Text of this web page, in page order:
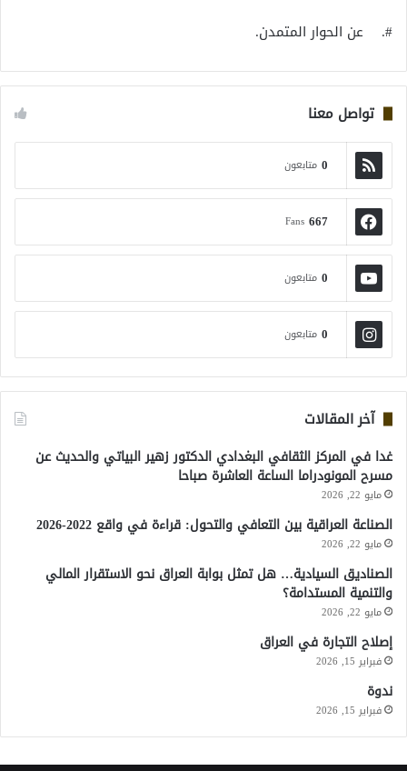
#. عن الحوار المتمدن.
تواصل معنا
0 متابعون
667
Fans
0 متابعون
0 متابعون
آخر المقالات
غدا في المركز الثقافي البغدادي الدكتور زهير البياتي والحديث عن
مسرح المونودراما الساعة العاشرة صباحا
مايو 22, 2026
الصناعة العراقية بين التعافي والتحول: قراءة في واقع 2022-2026
مايو 22, 2026
الصناديق السيادية… هل تمثل بوابة العراق نحو الاستقرار المالي
والتنمية المستدامة؟
مايو 22, 2026
إصلاح التجارة في العراق
فبراير 15, 2026
ندوة
فبراير 15, 2026